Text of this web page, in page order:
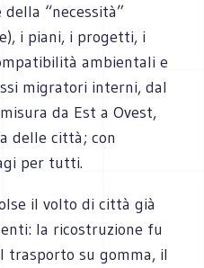
“necessità”
i piani, i progetti, i
ambientali e
migratori interni, dal
da Est a Ovest,
delle città; con
per tutti.
il volto di città già
la ricostruzione fu
trasporto su gomma, il